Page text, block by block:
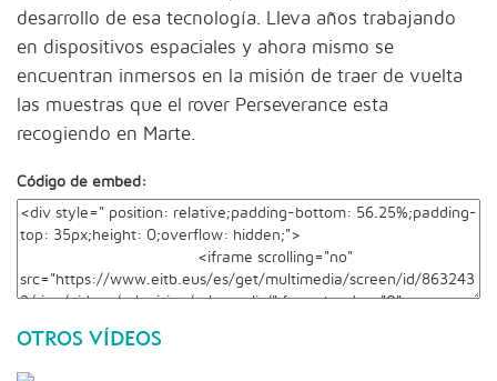
desarrollo de esa tecnología. Lleva años trabajando
en dispositivos espaciales y ahora mismo se
encuentran inmersos en la misión de traer de vuelta
las muestras que el rover Perseverance esta
recogiendo en Marte.
Código de embed:
OTROS VÍDEOS